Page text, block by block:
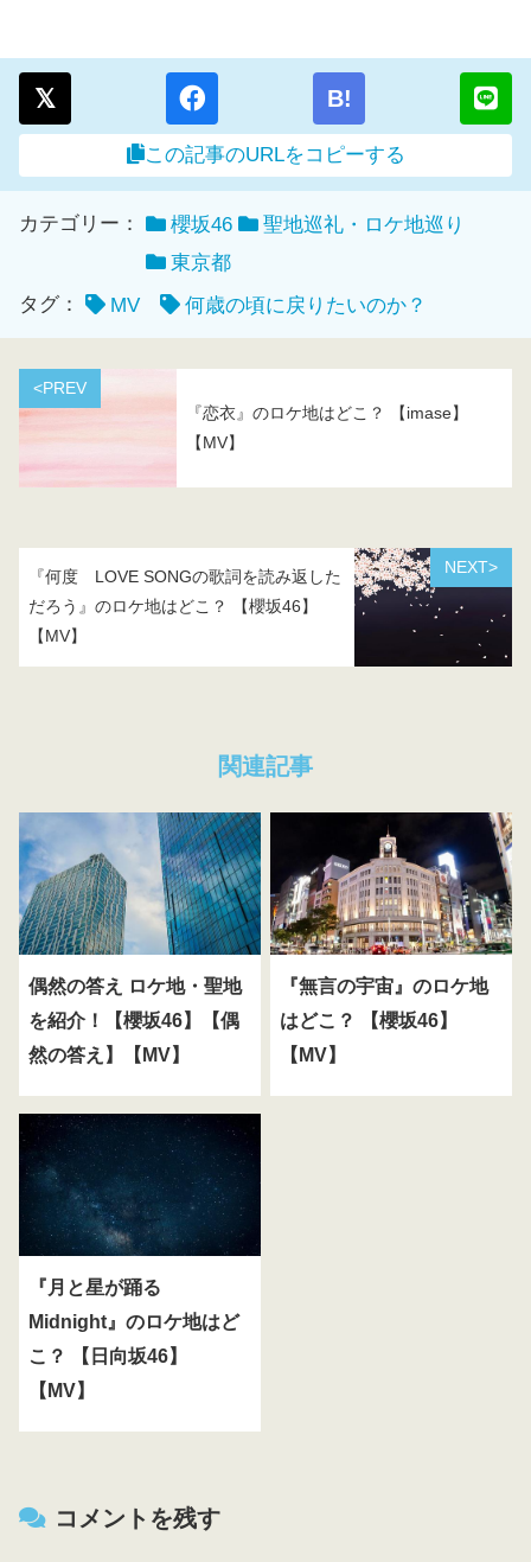
B!
この記事のURLをコピーする
カテゴリー： 櫻坂46
聖地巡礼・ロケ地巡り
東京都
タグ：
MV 何歳の頃に戻りたいのか？
<PREV
『恋衣』のロケ地はどこ？ 【imase】
【MV】
NEXT>
『何度 LOVE SONGの歌詞を読み返した
だろう』のロケ地はどこ？ 【櫻坂46】
【MV】
関連記事
偶然の答え ロケ地・聖地
を紹介！【櫻坂46】【偶
然の答え】【MV】
『無言の宇宙』のロケ地
はどこ？ 【櫻坂46】
【MV】
『月と星が踊る
Midnight』のロケ地はど
こ？ 【日向坂46】
【MV】
コメントを残す